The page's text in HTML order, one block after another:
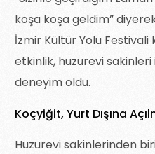
koşa koşa geldim”
İzmir Kültür Yolu Festivali
etkinlik, huzurevi
deneyim oldu.
Koçyiğit, Yurt Dışına
Huzurevi sakinlerinden